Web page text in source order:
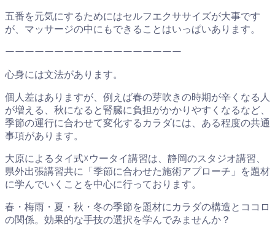
五番を元気にするためにはセルフエクササイズが大事です
が、マッサージの中にもできることはいっぱいあります。
ーーーーーーーーーーーーーーーーーー
心身には文法があります。
個人差はありますが、例えば春の芽吹きの時期が辛くなる人
が増える、秋になると腎臓に負担がかかりやすくなるなど、
季節の運行に合わせて変化するカラダには、ある程度の共通
事項があります。
大原によるタイ式☓ウータイ講習は、静岡のスタジオ講習、
県外出張講習共に「季節に合わせた施術アプローチ」を題材
に学んでいくことを中心に行っております。
春・梅雨・夏・秋・冬の季節を題材にカラダの構造とココロ
の関係。効果的な手技の選択を学んでみませんか？